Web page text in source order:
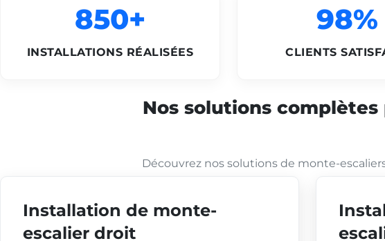
850+
INSTALLATIONS RÉALISÉES
98%
CLIENTS
Nos solutions
Découvrez nos solutions de monte-
Installation de monte-
escalier droit